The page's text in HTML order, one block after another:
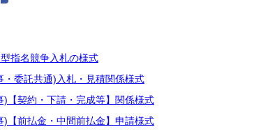
指名競争入札の様式
・委託共通)入札・見積関係様式
)【契約・下請・完成等】関係様式
)【前払金・中間前払金】申請様式